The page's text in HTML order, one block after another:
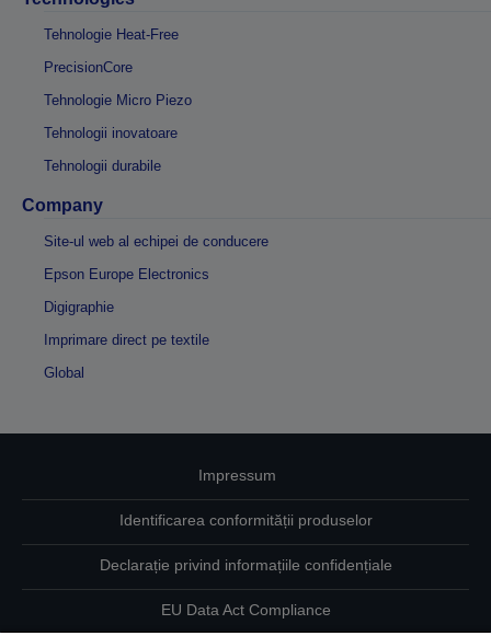
Tehnologie Heat-Free
PrecisionCore
Tehnologie Micro Piezo
Tehnologii inovatoare
Tehnologii durabile
Company
Site-ul web al echipei de conducere
Epson Europe Electronics
Digigraphie
Imprimare direct pe textile
Global
Impressum
Identificarea conformității produselor
Declarație privind informațiile confidențiale
EU Data Act Compliance